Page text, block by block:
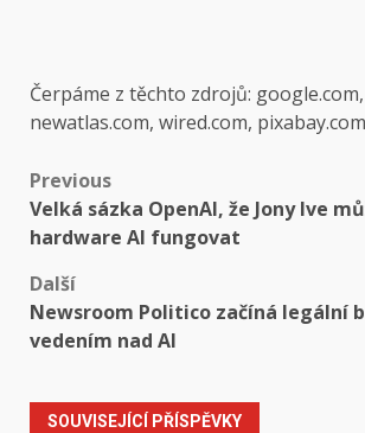
Čerpáme z těchto zdrojů:
newatlas.com, wired.com, pixabay.com
Post
navigation
Previous
Velká sázka OpenAI, že Jony Ive
hardware AI fungovat
Další
Newsroom Politico začíná legální
vedením nad AI
SOUVISEJÍCÍ PŘÍSPĚVKY